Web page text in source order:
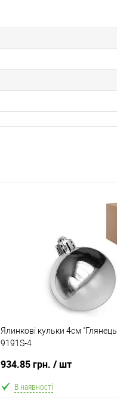
Ялинкові кульки 4см
9191S-4
934.85 грн. / шт
В наявності